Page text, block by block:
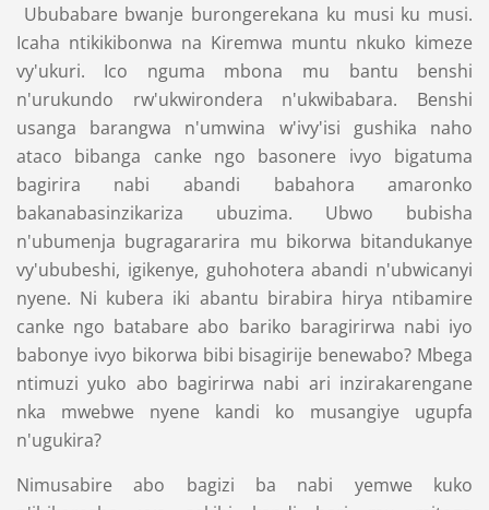
Ububabare bwanje burongerekana ku musi ku musi.
Icaha ntikikibonwa na Kiremwa muntu nkuko kimeze
vy'ukuri. Ico nguma mbona mu bantu benshi
n'urukundo rw'ukwirondera n'ukwibabara. Benshi
usanga barangwa n'umwina w'ivy'isi gushika naho
ataco bibanga canke ngo basonere ivyo bigatuma
bagirira nabi abandi babahora amaronko
bakanabasinzikariza ubuzima. Ubwo bubisha
n'ubumenja bugragararira mu bikorwa bitandukanye
vy'ububeshi, igikenye, guhohotera abandi n'ubwicanyi
nyene. Ni kubera iki abantu birabira hirya ntibamire
canke ngo batabare abo bariko baragirirwa nabi iyo
babonye ivyo bikorwa bibi bisagirije benewabo? Mbega
ntimuzi yuko abo bagirirwa nabi ari inzirakarengane
nka mwebwe nyene kandi ko musangiye ugupfa
n'ugukira?
Nimusabire abo bagizi ba nabi yemwe kuko